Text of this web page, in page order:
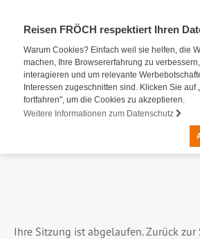
Reisen FRÖCH respektiert Ihren
Warum Cookies? Einfach weil sie helfen, die
machen, Ihre Browsererfahrung zu
interagieren und um relevante
Interessen zugeschnitten sind. Klicken Sie auf
fortfahren", um die Cookies zu akzeptieren.
Weitere Informationen zum Datenschutz
Ihre Sitzung ist abgelaufen. Zurück zur